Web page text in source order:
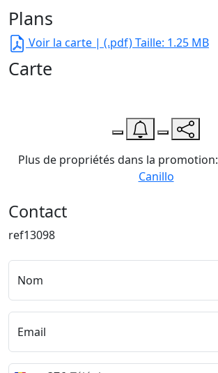
Plans
Voir la carte | (.pdf) Taille: 1.25 MB
Carte
Leaflet | Map data ©
Plus de propriétés dans la promotion:
Canillo
Contact
ref13098
Nom
Email